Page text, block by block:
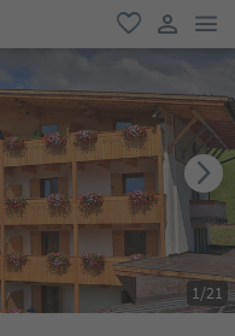
favoriti
user link
1/21